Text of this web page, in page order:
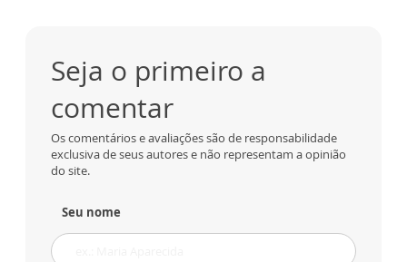
Seja o primeiro a
comentar
Os comentários e avaliações são de responsabilidade
exclusiva de seus autores e não representam a opinião
do site.
Seu nome